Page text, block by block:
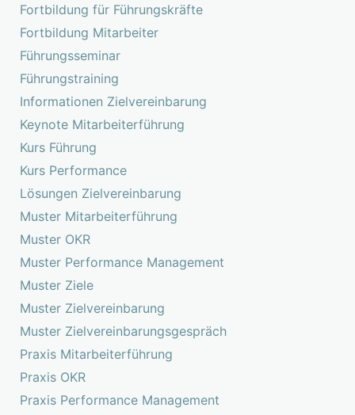
Fortbildung für Führungskräfte
Fortbildung Mitarbeiter
Führungsseminar
Führungstraining
Informationen Zielvereinbarung
Keynote Mitarbeiterführung
Kurs Führung
Kurs Performance
Lösungen Zielvereinbarung
Muster Mitarbeiterführung
Muster OKR
Muster Performance Management
Muster Ziele
Muster Zielvereinbarung
Muster Zielvereinbarungsgespräch
Praxis Mitarbeiterführung
Praxis OKR
Praxis Performance Management